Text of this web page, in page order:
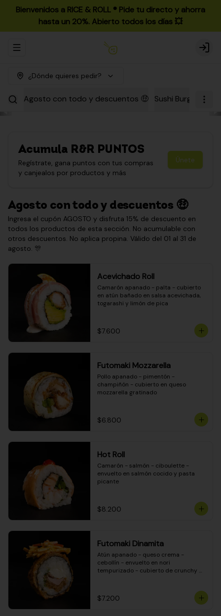
Bienvenidos a RICE & ROLL ®️ Pide tu directo y ahorra
hasta un 20%. Abierto todos los días 💥
Abrir menu de navegación Login
¿Dónde quieres pedir?
Agosto con todo y descuentos 🤑 Sushi Burgers
Acumula R&R PUNTOS
Regístrate, gana puntos con tus compras
y canjealos por productos y más
Únete
Agosto con todo y descuentos 🤑
Ingresa el cupón AGOSTO y disfruta 15% de descuento en
todos los productos de esta sección. No acumulable con
otros descuentos. No aplica propina. Válido del 01 al 31 de
agosto. 🎊
Acevichado Roll
Camarón apanado - palta - cubierto
en atún bañado en salsa acevichada,
togarashi y limón de pica
$7.600
Futomaki Mozzarella
Pollo apanado - pimentón -
champiñón - cubierto en queso
mozzarella gratinado
$6.800
Hot Roll
Camarón - salmón - ciboulette -
envuelto en salmón cocido y pasta
picante
$8.200
Futomaki Dinamita
Atún apanado - queso crema -
cebollín - envuelto en nori
tempurizado - cubierto de crunchy
$7.200